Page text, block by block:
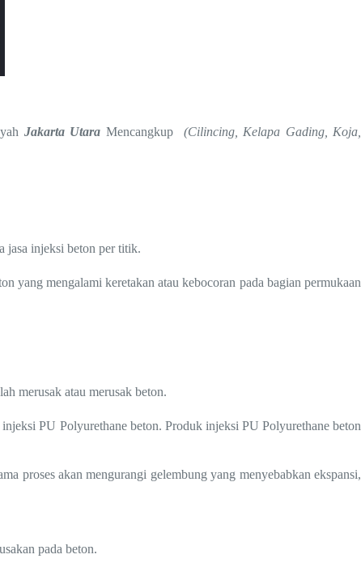
Jakarta Utara Mencangkup
(Cilincing, Kelapa Gading, Koja,
jasa injeksi beton per titik.
yang mengalami keretakan atau kebocoran pada bagian permukaan
merusak atau merusak beton.
PU Polyurethane beton. Produk injeksi PU Polyurethane beton
proses akan mengurangi gelembung yang menyebabkan ekspansi,
pada beton.